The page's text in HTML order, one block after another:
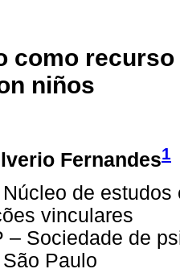
como
niños
Fernandes1
de
vinculares
– Sociedade de
Paulo